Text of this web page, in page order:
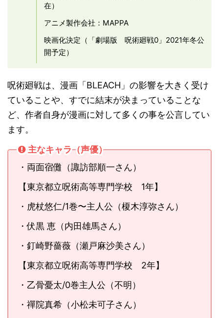
在）
アニメ製作会社：MAPPA
映画化決定（「劇場版 呪術廻戦0」2021年冬公
開予定）
呪術廻戦は、漫画「BLEACH」の影響を大きく受け
ていることや、すでに結末が決まっていることな
ど、作者自身が漫画に対して多くの事を公言してい
ます。
主なキャラ（声優）
・両面宿儺（諏訪部順一さん）
【東京都立呪術高等専門学校 1年】
・虎杖悠仁/1巻〜主人公（榎木淳弥さん）
・伏黒 恵（内田雄馬さん）
・釘崎野薔薇（瀬戸麻沙美さん）
【東京都立呪術高等専門学校 2年】
・乙骨憂太/0巻主人公（不明）
・禪院真希（小松未可子さん）